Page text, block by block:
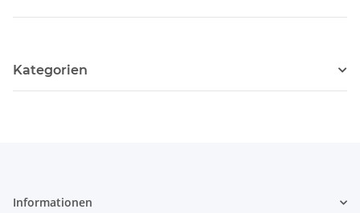
Kategorien
Informationen